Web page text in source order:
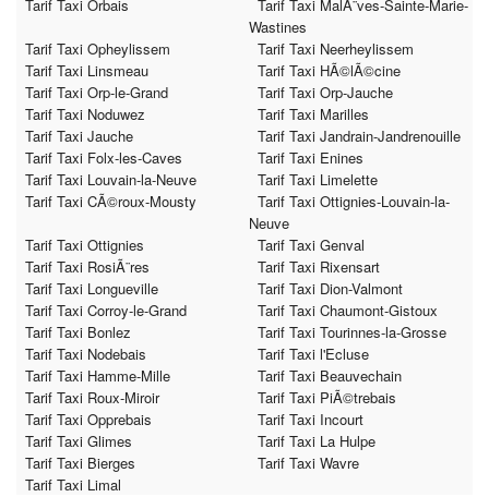
Tarif Taxi Orbais
Tarif Taxi MalÃ¨ves-Sainte-Marie-
Wastines
Tarif Taxi Opheylissem
Tarif Taxi Neerheylissem
Tarif Taxi Linsmeau
Tarif Taxi HÃ©lÃ©cine
Tarif Taxi Orp-le-Grand
Tarif Taxi Orp-Jauche
Tarif Taxi Noduwez
Tarif Taxi Marilles
Tarif Taxi Jauche
Tarif Taxi Jandrain-Jandrenouille
Tarif Taxi Folx-les-Caves
Tarif Taxi Enines
Tarif Taxi Louvain-la-Neuve
Tarif Taxi Limelette
Tarif Taxi CÃ©roux-Mousty
Tarif Taxi Ottignies-Louvain-la-
Neuve
Tarif Taxi Ottignies
Tarif Taxi Genval
Tarif Taxi RosiÃ¨res
Tarif Taxi Rixensart
Tarif Taxi Longueville
Tarif Taxi Dion-Valmont
Tarif Taxi Corroy-le-Grand
Tarif Taxi Chaumont-Gistoux
Tarif Taxi Bonlez
Tarif Taxi Tourinnes-la-Grosse
Tarif Taxi Nodebais
Tarif Taxi l'Ecluse
Tarif Taxi Hamme-Mille
Tarif Taxi Beauvechain
Tarif Taxi Roux-Miroir
Tarif Taxi PiÃ©trebais
Tarif Taxi Opprebais
Tarif Taxi Incourt
Tarif Taxi Glimes
Tarif Taxi La Hulpe
Tarif Taxi Bierges
Tarif Taxi Wavre
Tarif Taxi Limal